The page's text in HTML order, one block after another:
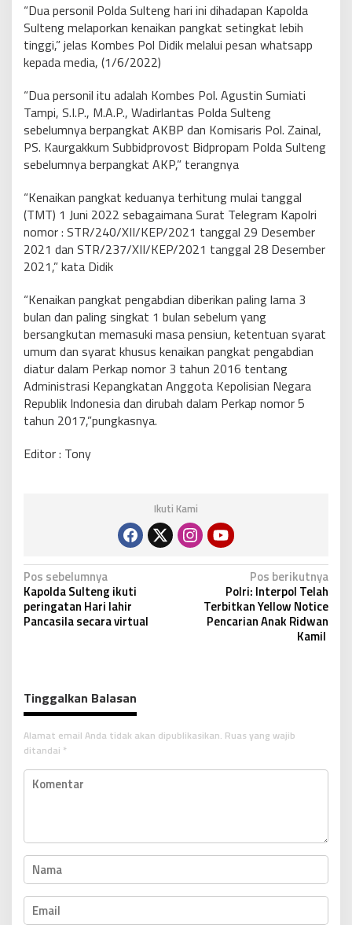
“Dua personil Polda Sulteng hari ini dihadapan Kapolda
Sulteng melaporkan kenaikan pangkat setingkat lebih
tinggi,” jelas Kombes Pol Didik melalui pesan whatsapp
kepada media, (1/6/2022)
“Dua personil itu adalah Kombes Pol. Agustin Sumiati
Tampi, S.I.P., M.A.P., Wadirlantas Polda Sulteng
sebelumnya berpangkat AKBP dan Komisaris Pol. Zainal,
PS. Kaurgakkum Subbidprovost Bidpropam Polda Sulteng
sebelumnya berpangkat AKP,” terangnya
“Kenaikan pangkat keduanya terhitung mulai tanggal
(TMT) 1 Juni 2022 sebagaimana Surat Telegram Kapolri
nomor : STR/240/XII/KEP/2021 tanggal 29 Desember
2021 dan STR/237/XII/KEP/2021 tanggal 28 Desember
2021,” kata Didik
“Kenaikan pangkat pengabdian diberikan paling lama 3
bulan dan paling singkat 1 bulan sebelum yang
bersangkutan memasuki masa pensiun, ketentuan syarat
umum dan syarat khusus kenaikan pangkat pengabdian
diatur dalam Perkap nomor 3 tahun 2016 tentang
Administrasi Kepangkatan Anggota Kepolisian Negara
Republik Indonesia dan dirubah dalam Perkap nomor 5
tahun 2017,”pungkasnya.
Editor : Tony
Ikuti Kami
N
a
v
a
s
i
p
o
Pos sebelumnya
Kapolda Sulteng ikuti
peringatan Hari lahir
Pancasila secara virtual
Pos berikutnya
Polri: Interpol Telah
Terbitkan Yellow Notice
Pencarian Anak Ridwan
Kamil
Tinggalkan Balasan
Alamat email Anda tidak akan dipublikasikan. Ruas yang wajib
ditandai *